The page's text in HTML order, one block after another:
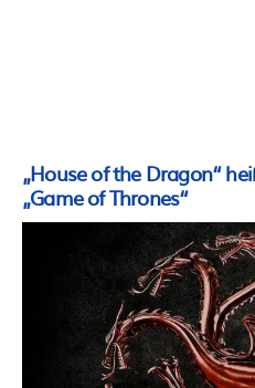
„House of the Dragon“
„Game of Thrones“